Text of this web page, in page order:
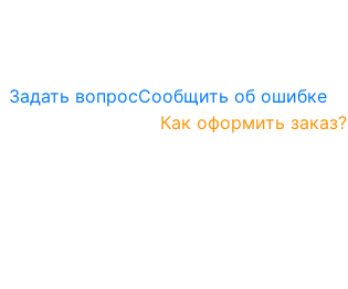
Задать вопросСообщить об ошибке
Как оформить заказ?